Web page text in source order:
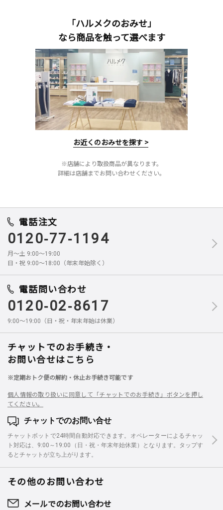
「ハルメクのおみせ」
なら商品を触って選べます
お近くのおみせを探す >
※店舗により取扱商品が異なります。
詳細は店舗までお問い合わせください。
電話注文
0120-77-1194
月～土 9:00～19:00
日・祝 9:00～18:00（年末年始除く）
電話問い合わせ
0120-02-8617
9:00～19:00（日・祝・年末年始は休業）
チャットでのお手続き・
お問い合せはこちら
※定期おトク便の解約・休止お手続き可能です
個人情報の取り扱いに同意して「チャットでのお手続き」ボタンを押し
てください。
チャットでのお問い合せ
チャットボットで24時間自動対応できます。オペレーターによるチャッ
ト対応は、9:00～19:00（日・祝・年末年始休業）となります。タップす
るとチャットが立ち上がります。
その他のお問い合わせ
メールでのお問い合わせ